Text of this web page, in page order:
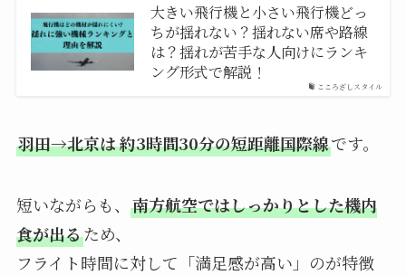
こころざしスタイル
大きい飛行機と小さい飛行機どっ
ちが揺れない？揺れない席や路線
は？揺れが苦手な人向けにランキ
ング形式で解説！
羽田→北京は 約3時間30分の短距離国際線です。
短いながらも、 南方航空ではしっかりとした機内
食が出るため、
フライト時間に対して「満足感が高い」のが特徴